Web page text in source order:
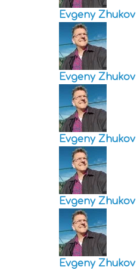
Evgeny Zhukov
Evgeny Zhukov
Evgeny Zhukov
Evgeny Zhukov
Evgeny Zhukov